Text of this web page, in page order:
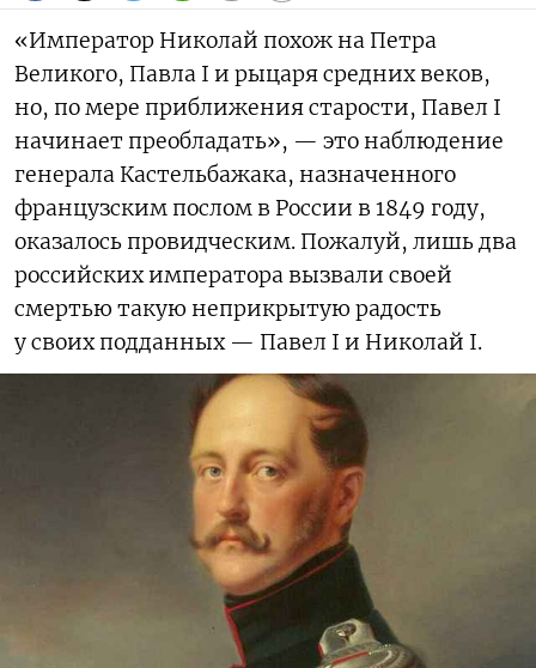
«Император Николай похож на Петра
Великого, Павла I и рыцаря средних веков,
но, по мере приближения старости, Павел I
начинает преобладать», — это наблюдение
генерала Кастельбажака, назначенного
французским послом в России в 1849 году,
оказалось провидческим. Пожалуй, лишь два
российских императора вызвали своей
смертью такую неприкрытую радость
у своих подданных — Павел I и Николай I.